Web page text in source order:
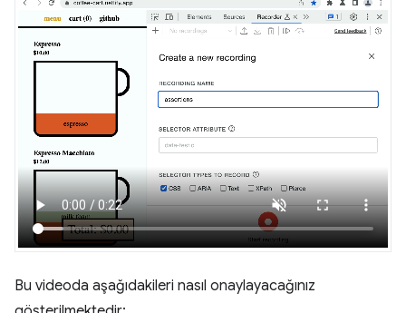
Bu videoda aşağıdakileri nasıl onaylayacağınız